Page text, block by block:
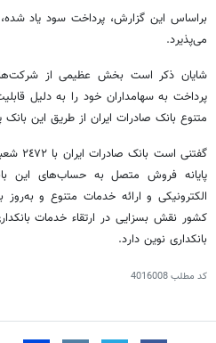
براساس این گزارش، پرداخت سود یاد شده،
می‌پذیرد.
شایان ذکر است بخش عظیمی از
پرداخت به سهامداران خود را به دلیل
متنوع بانک صادرات ایران از طریق این
الکترونیکی و ارائه خدمات متنوع و به‌روز
کشور نقش بسزایی در ارتقاء خدمات
بانکداری نوین دارد.
کد مطلب4016008